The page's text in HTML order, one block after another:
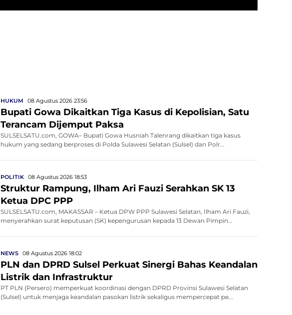
HUKUM 08 Agustus 2026 23:56
Bupati Gowa Dikaitkan Tiga Kasus di Kepolisian, Satu
Terancam Dijemput Paksa
SULSELSATU.com, GOWA– Bupati Gowa Husniah Talenrang dikaitkan tiga kasus
hukum yang sedang berproses di Polda Sulawesi Selatan (Sulsel) dan Polr...
POLITIK 08 Agustus 2026 18:53
Struktur Rampung, Ilham Ari Fauzi Serahkan SK 13
Ketua DPC PPP
SULSELSATU.com, MAKASSAR – Ketua DPW PPP Sulawesi Selatan, Ilham Ari Fauzi,
menyerahkan surat keputusan (SK) kepengurusan kepada 13 Dewan Pimpin...
NEWS 08 Agustus 2026 18:02
PLN dan DPRD Sulsel Perkuat Sinergi Bahas Keandalan
Listrik dan Infrastruktur
PT PLN (Persero) memperkuat koordinasi dengan DPRD Provinsi Sulawesi Selatan
(Sulsel) untuk menjaga keandalan pasokan listrik sekaligus mempercepat pe...